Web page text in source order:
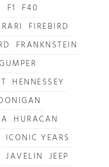
F1 F40
FIREBIRD
FRANKNSTEIN
GUMPER
HENNESSEY
HURACAN
ICONIC YEARS
JAVELIN JEEP